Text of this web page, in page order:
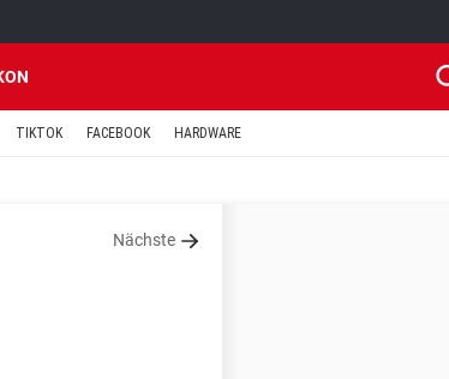
TIKTOK FACEBOOK HARDWARE
Nächste